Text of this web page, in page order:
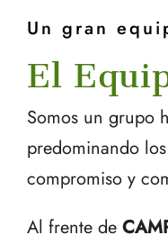
Un gran
El
Somos un grupo
predominando
compromiso y
Al frente de